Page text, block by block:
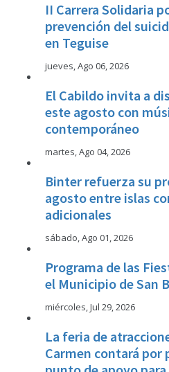
II Carrera Solidaria
prevención del
en Teguise
jueves, Ago 06, 2026
El Cabildo invita a
este agosto con
contemporáneo
martes, Ago 04, 2026
Binter refuerza su
agosto entre islas
adicionales
sábado, Ago 01, 2026
Programa de las
el Municipio de San
miércoles, Jul 29, 2026
La feria de
Carmen contará por